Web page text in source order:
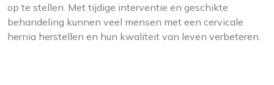
op te stellen. Met tijdige interventie en geschikte
behandeling kunnen veel mensen met een cervicale
hernia herstellen en hun kwaliteit van leven verbeteren.